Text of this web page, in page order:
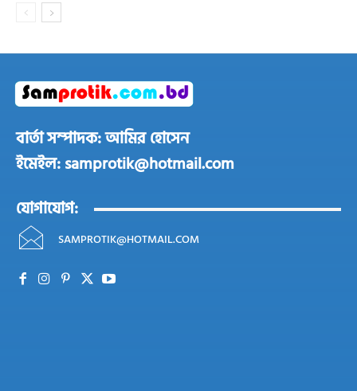
বার্তা সম্পাদক: আমির হোসেন
ইমেইল: samprotik@hotmail.com
যোগাযোগ:
SAMPROTIK@HOTMAIL.COM